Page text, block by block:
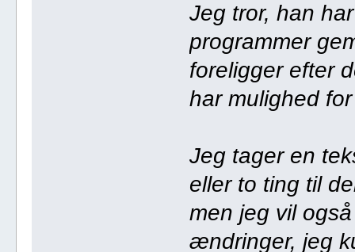
Jeg tror, han
programmer
foreligger efter
har mulighed
Jeg tager en
eller to ting til
men jeg vil
ændringer, jeg